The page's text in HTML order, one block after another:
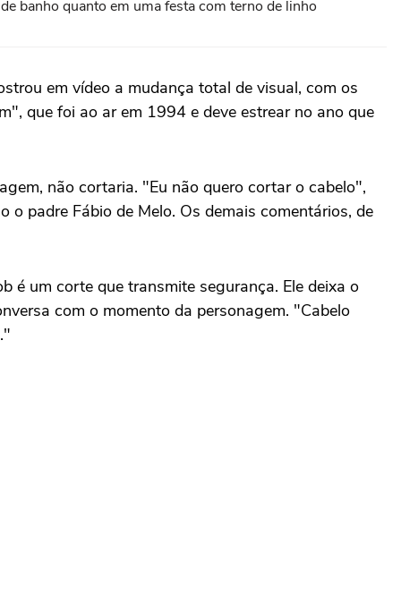
banho quanto em uma festa com terno de linho
em vídeo a mudança total de visual, com os
que foi ao ar em 1994 e deve estrear no ano que
não cortaria. "Eu não quero cortar o cabelo",
padre Fábio de Melo. Os demais comentários, de
é um corte que transmite segurança. Ele deixa o
com o momento da personagem. "Cabelo